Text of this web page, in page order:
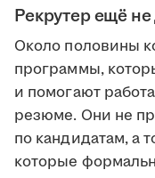
Рекрутер ещё
Около половины
программы,
и помогают
резюме. Они не
по кандидатам, а
которые